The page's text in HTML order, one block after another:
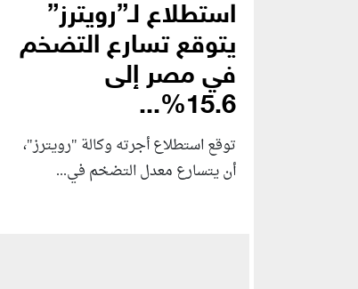
استطلاع لـ”رويترز”
يتوقع تسارع التضخم
في مصر إلى
15.6%...
توقع استطلاع أجرته وكالة "رويترز"،
أن يتسارع ‌معدل التضخم في...